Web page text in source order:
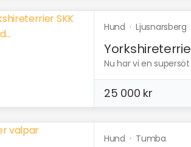
Hund ·Ljusnarsberg
Nu har vi en
25 000 kr
Hund · Tumba